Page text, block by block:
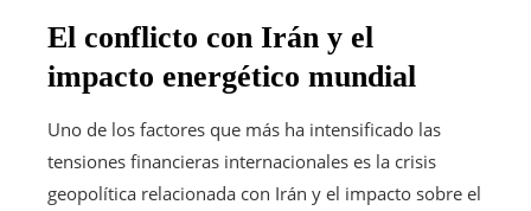
El conflicto con Irán y el
impacto energético mundial
Uno de los factores que más ha intensificado las
tensiones financieras internacionales es la crisis
geopolítica relacionada con Irán y el impacto sobre el